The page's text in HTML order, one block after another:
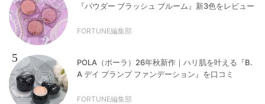
『パウダー ブラッシュ ブルーム』新3色をレビュー
FORTUNE編集部
5
POLA（ポーラ）26年秋新作｜ハリ肌を叶える『B.
A デイ プランプ ファンデーション』を口コミ
FORTUNE編集部